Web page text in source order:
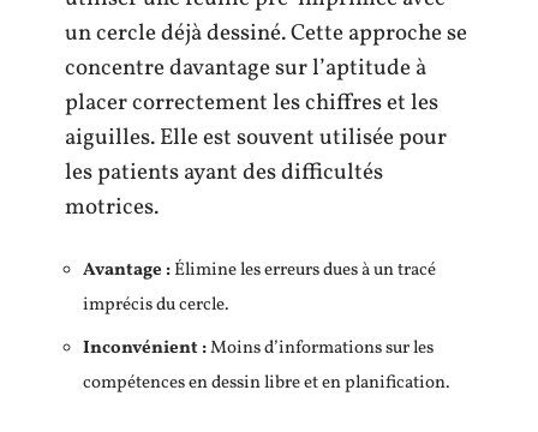
un cercle déjà dessiné. Cette approche se
concentre davantage sur l’aptitude à
placer correctement les chiffres et les
aiguilles. Elle est souvent utilisée pour
les patients ayant des difficultés
motrices.
Avantage :Élimine les erreurs dues à un tracé
imprécis du cercle.
Inconvénient :Moins d’informations sur les
compétences en dessin libre et en planification.